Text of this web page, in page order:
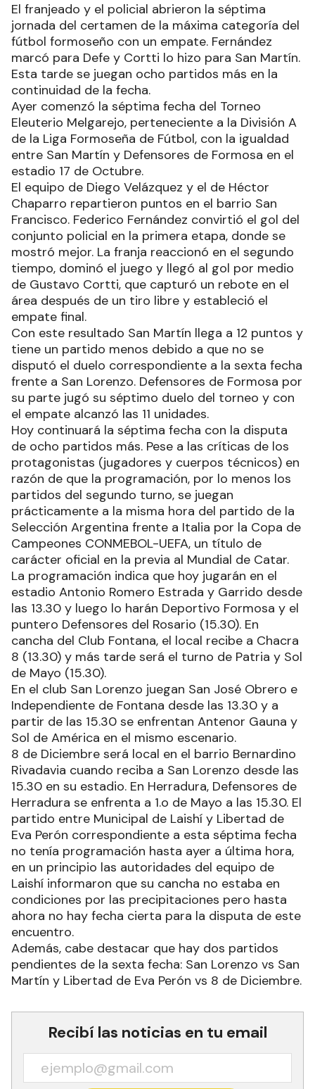
El franjeado y el policial abrieron la séptima
jornada del certamen de la máxima categoría del
fútbol formoseño con un empate. Fernández
marcó para Defe y Cortti lo hizo para San Martín.
Esta tarde se juegan ocho partidos más en la
continuidad de la fecha.
Ayer comenzó la séptima fecha del Torneo
Eleuterio Melgarejo, perteneciente a la División A
de la Liga Formoseña de Fútbol, con la igualdad
entre San Martín y Defensores de Formosa en el
estadio 17 de Octubre.
El equipo de Diego Velázquez y el de Héctor
Chaparro repartieron puntos en el barrio San
Francisco. Federico Fernández convirtió el gol del
conjunto policial en la primera etapa, donde se
mostró mejor. La franja reaccionó en el segundo
tiempo, dominó el juego y llegó al gol por medio
de Gustavo Cortti, que capturó un rebote en el
área después de un tiro libre y estableció el
empate final.
Con este resultado San Martín llega a 12 puntos y
tiene un partido menos debido a que no se
disputó el duelo correspondiente a la sexta fecha
frente a San Lorenzo. Defensores de Formosa por
su parte jugó su séptimo duelo del torneo y con
el empate alcanzó las 11 unidades.
Hoy continuará la séptima fecha con la disputa
de ocho partidos más. Pese a las críticas de los
protagonistas (jugadores y cuerpos técnicos) en
razón de que la programación, por lo menos los
partidos del segundo turno, se juegan
prácticamente a la misma hora del partido de la
Selección Argentina frente a Italia por la Copa de
Campeones CONMEBOL-UEFA, un título de
carácter oficial en la previa al Mundial de Catar.
La programación indica que hoy jugarán en el
estadio Antonio Romero Estrada y Garrido desde
las 13.30 y luego lo harán Deportivo Formosa y el
puntero Defensores del Rosario (15.30). En
cancha del Club Fontana, el local recibe a Chacra
8 (13.30) y más tarde será el turno de Patria y Sol
de Mayo (15.30).
En el club San Lorenzo juegan San José Obrero e
Independiente de Fontana desde las 13.30 y a
partir de las 15.30 se enfrentan Antenor Gauna y
Sol de América en el mismo escenario.
8 de Diciembre será local en el barrio Bernardino
Rivadavia cuando reciba a San Lorenzo desde las
15.30 en su estadio. En Herradura, Defensores de
Herradura se enfrenta a 1.o de Mayo a las 15.30. El
partido entre Municipal de Laishí y Libertad de
Eva Perón correspondiente a esta séptima fecha
no tenía programación hasta ayer a última hora,
en un principio las autoridades del equipo de
Laishí informaron que su cancha no estaba en
condiciones por las precipitaciones pero hasta
ahora no hay fecha cierta para la disputa de este
encuentro.
Además, cabe destacar que hay dos partidos
pendientes de la sexta fecha: San Lorenzo vs San
Martín y Libertad de Eva Perón vs 8 de Diciembre.
Recibí las noticias en tu email